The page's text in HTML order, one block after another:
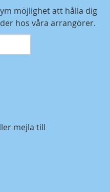
möjlighet att hålla dig
hos våra arrangörer.
mejla till